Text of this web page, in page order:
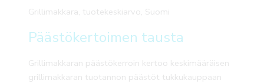
Grillimakkara, tuotekeskiarvo, Suomi
Päästökertoimen tausta
Grillimakkaran päästökerroin kertoo keskimääräisen
grillimakkaran tuotannon päästöt tukkukauppaan